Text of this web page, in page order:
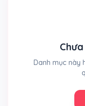
Danh mục này